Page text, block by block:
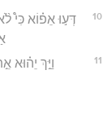
10
דְּע֣וּ אֵפ֗וֹא כִּי֩
11
וַיַּ֣ךְ יֵה֗וּא